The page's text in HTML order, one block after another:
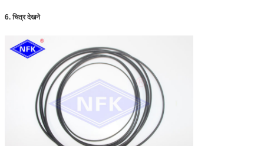
6. चित्र देखने